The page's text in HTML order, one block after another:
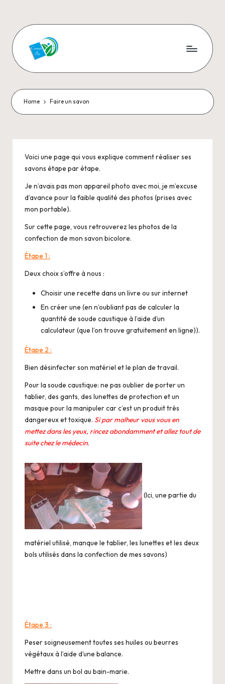
content
C
a
r
n
e
t
s
-
B
i
o
Cosmétiques
naturels
Home Faire un savon
Voici une page qui vous explique comment réaliser ses
savons étape par étape.
Je n’avais pas mon appareil photo avec moi, je m’excuse
d’avance pour la faible qualité des photos (prises avec
mon portable).
Sur cette page, vous retrouverez les photos de la
confection de mon savon bicolore.
Étape 1 :
Deux choix s’offre à nous :
Choisir une recette dans un livre ou sur internet
En créer une (en n’oubliant pas de calculer la
quantité de soude caustique à l’aide d’un
calculateur(que l’on trouve gratuitement en ligne)).
Étape 2 :
Bien désinfecter son matériel et le plan de travail.
Pour la soude caustique: ne pas oublier de porter un
tablier, des gants, des lunettes de protection et un
masque pour la manipuler car c’est un produit très
dangereux et toxique. Si par malheur vous vous en
mettez dans les yeux, rincez abondamment et allez tout de
suite chez le médecin.
(Ici, une partie du
matériel utilisé, manque le tablier, les lunettes et les deux
bols utilisés dans la confection de mes savons)
Étape 3 :
Peser soigneusement toutes ses huiles ou beurres
végétaux à l’aide d’une balance.
Mettre dans un bol au bain-marie.